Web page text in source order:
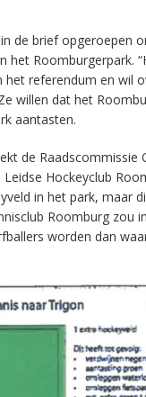
de brief opgeroepen
het Roomburgerpark.
het referendum en wil
willen dat het
aantasten.
de
Hockeyclub
in het park, maar
Roomburg zou
worden dan